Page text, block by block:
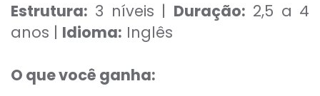
Estrutura: 3 níveis | Duração: 2,5 a 4
anos | Idioma: Inglês
O que você ganha: